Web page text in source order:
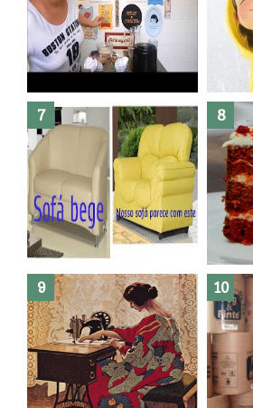
Dez bolos pra fazer antes de
morrer !
O